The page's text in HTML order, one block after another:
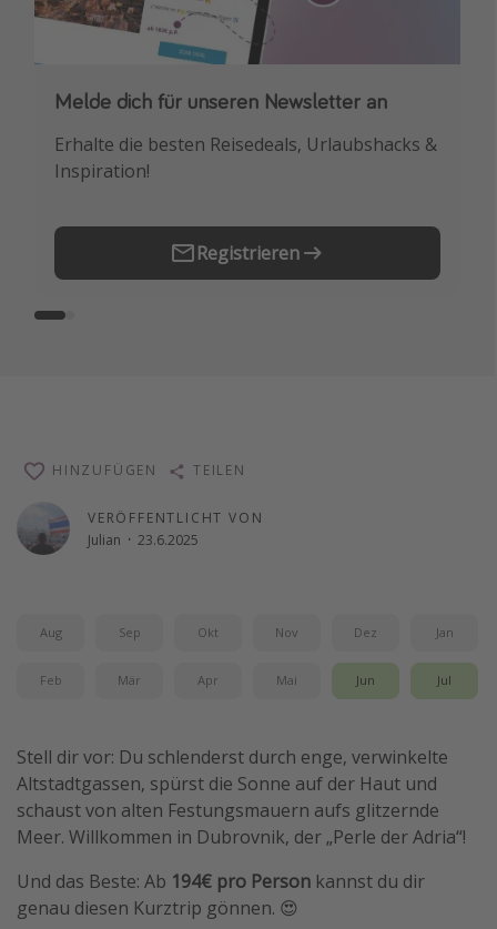
Melde dich für unseren Newsletter an
Erhalte die besten Reisedeals, Urlaubshacks &
Inspiration!
Registrieren
Downloade unsere App
Buche die besten Reiseschnäppchen als
Erstes.
VERÖFFENTLICHT VON
Julian · 23.6.2025
HINZUFÜGEN TEILEN
Aug Sep Okt Nov Dez Jan
Feb Mär Apr Mai Jun Jul
Stell dir vor: Du schlenderst durch enge, verwinkelte
Altstadtgassen, spürst die Sonne auf der Haut und
schaust von alten Festungsmauern aufs glitzernde
Meer. Willkommen in Dubrovnik, der „Perle der Adria“!
Und das Beste: Ab 194€ pro Person kannst du dir
genau diesen Kurztrip gönnen. 😍